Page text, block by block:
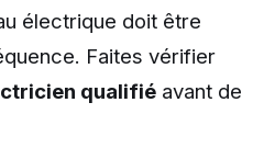
électrique doit être
Faites vérifier
qualifié avant de